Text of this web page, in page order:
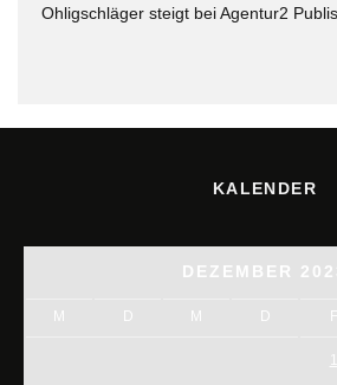
Ohligschläger steigt bei Agentur2
KALENDER
DEZEMBER
M D M D F
1